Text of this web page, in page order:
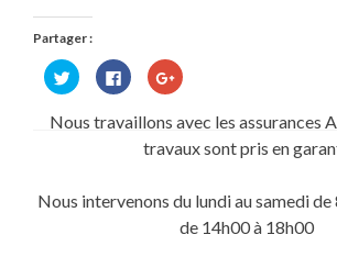
Partager :
Cliquez
pour
partager
Twitter(ouvre
Cliquez
pour
partager
sur
Facebook(ouvre
dans
une
Cliquez
pour
Google+
dans
fenêtre)
Nous travaillons avec les assurances
travaux sont pris en
Nous intervenons du lundi au samedi
de 14h00 à 18h00